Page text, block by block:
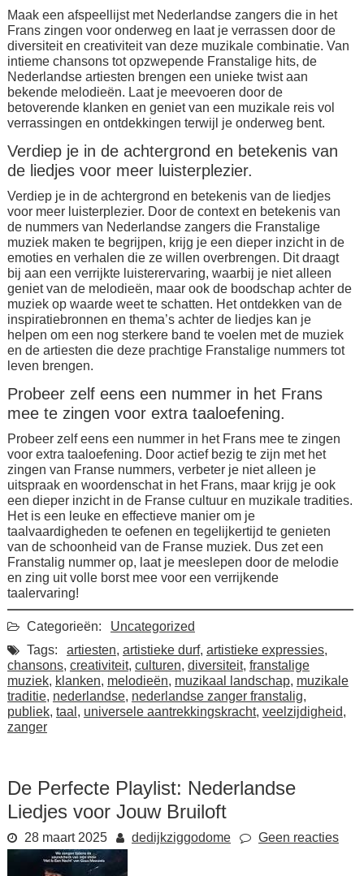
Maak een afspeellijst met Nederlandse zangers die in het
Frans zingen voor onderweg en laat je verrassen door de
diversiteit en creativiteit van deze muzikale combinatie. Van
intieme chansons tot opzwepende Franstalige hits, de
Nederlandse artiesten brengen een unieke twist aan
bekende melodieën. Laat je meevoeren door de
betoverende klanken en geniet van een muzikale reis vol
verrassingen en ontdekkingen terwijl je onderweg bent.
Verdiep je in de achtergrond en betekenis van
de liedjes voor meer luisterplezier.
Verdiep je in de achtergrond en betekenis van de liedjes
voor meer luisterplezier. Door de context en betekenis van
de nummers van Nederlandse zangers die Franstalige
muziek maken te begrijpen, krijg je een dieper inzicht in de
emoties en verhalen die ze willen overbrengen. Dit draagt
bij aan een verrijkte luisterervaring, waarbij je niet alleen
geniet van de melodieën, maar ook de boodschap achter de
muziek op waarde weet te schatten. Het ontdekken van de
inspiratiebronnen en thema’s achter de liedjes kan je
helpen om een nog sterkere band te voelen met de muziek
en de artiesten die deze prachtige Franstalige nummers tot
leven brengen.
Probeer zelf eens een nummer in het Frans
mee te zingen voor extra taaloefening.
Probeer zelf eens een nummer in het Frans mee te zingen
voor extra taaloefening. Door actief bezig te zijn met het
zingen van Franse nummers, verbeter je niet alleen je
uitspraak en woordenschat in het Frans, maar krijg je ook
een dieper inzicht in de Franse cultuur en muzikale tradities.
Het is een leuke en effectieve manier om je
taalvaardigheden te oefenen en tegelijkertijd te genieten
van de schoonheid van de Franse muziek. Dus zet een
Franstalig nummer op, laat je meeslepen door de melodie
en zing uit volle borst mee voor een verrijkende
taalervaring!
Categorieën:
Uncategorized
Tags:
artiesten, artistieke durf, artistieke expressies,
chansons, creativiteit, culturen, diversiteit, franstalige
muziek, klanken, melodieën, muzikaal landschap, muzikale
traditie, nederlandse, nederlandse zanger franstalig,
publiek, taal, universele aantrekkingskracht, veelzijdigheid,
zanger
De Perfecte Playlist: Nederlandse
Liedjes voor Jouw Bruiloft
28 maart 2025 dedijkziggodome Geen reacties